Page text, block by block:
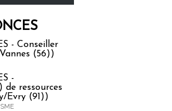
- Conseiller
(56))
-
ressources
Evry (91))